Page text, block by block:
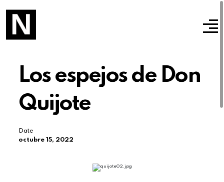
Los espejos de Don
Quijote
Date
octubre 15, 2022